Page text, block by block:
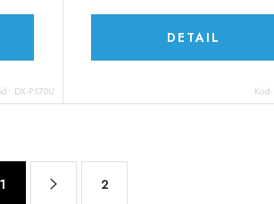
DX-PS70U
DETAIL
Kód:
1 2